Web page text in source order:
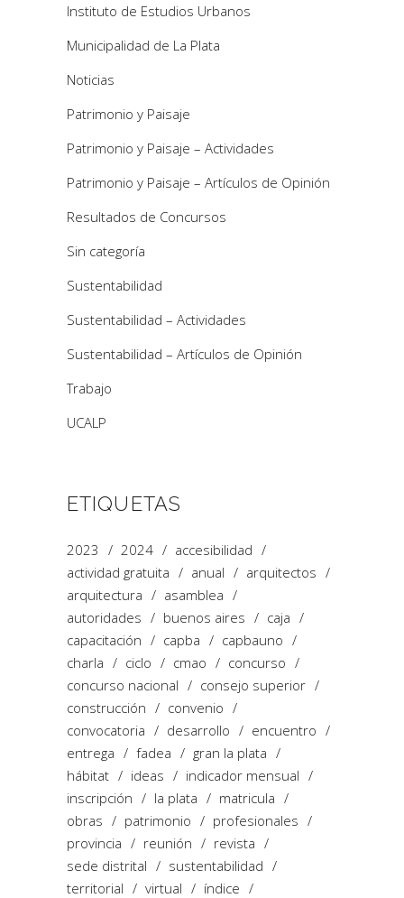
Instituto de Estudios Urbanos
Municipalidad de La Plata
Noticias
Patrimonio y Paisaje
Patrimonio y Paisaje – Actividades
Patrimonio y Paisaje – Artículos de Opinión
Resultados de Concursos
Sin categoría
Sustentabilidad
Sustentabilidad – Actividades
Sustentabilidad – Artículos de Opinión
Trabajo
UCALP
ETIQUETAS
2023 2024
accesibilidad
actividad gratuita
anual
arquitectos
arquitectura
asamblea
autoridades
buenos aires
caja
capacitación
capba
capbauno
charla
ciclo cmao
concurso
concurso nacional
consejo superior
construcción
convenio
convocatoria
desarrollo
encuentro
entrega
fadea
gran la plata
hábitat
ideas
indicador mensual
inscripción
la plata
matricula
obras
patrimonio
profesionales
provincia
reunión
revista
sede distrital
sustentabilidad
territorial
virtual índice